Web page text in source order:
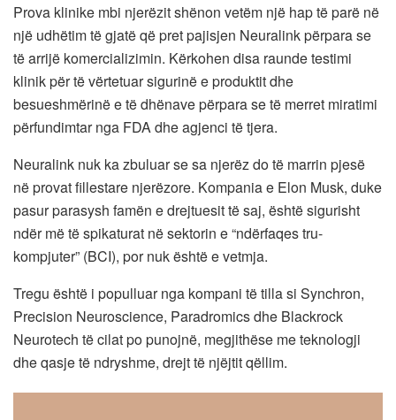
Prova klinike mbi njerëzit shënon vetëm një hap të parë në
një udhëtim të gjatë që pret pajisjen Neuralink përpara se
të arrijë komercializimin. Kërkohen disa raunde testimi
klinik për të vërtetuar sigurinë e produktit dhe
besueshmërinë e të dhënave përpara se të merret miratimi
përfundimtar nga FDA dhe agjenci të tjera.
Neuralink nuk ka zbuluar se sa njerëz do të marrin pjesë
në provat fillestare njerëzore. Kompania e Elon Musk, duke
pasur parasysh famën e drejtuesit të saj, është sigurisht
ndër më të spikaturat në sektorin e “ndërfaqes tru-
kompjuter” (BCI), por nuk është e vetmja.
Tregu është i populluar nga kompani të tilla si Synchron,
Precision Neuroscience, Paradromics dhe Blackrock
Neurotech të cilat po punojnë, megjithëse me teknologji
dhe qasje të ndryshme, drejt të njëjtit qëllim.